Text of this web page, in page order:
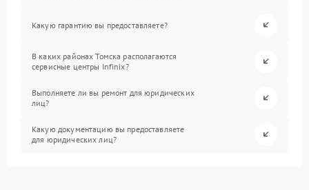
Какую гарантию вы предоставляете?
В каких районах Томска располагаются
сервисные центры Infinix?
Выполняете ли вы ремонт для юридических
лиц?
Какую документацию вы предоставляете
для юридических лиц?